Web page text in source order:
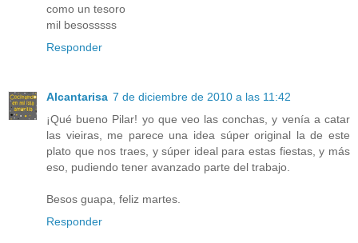
como un tesoro
mil besosssss
Responder
Alcantarisa 7 de diciembre de 2010 a las 11:42
¡Qué bueno Pilar! yo que veo las conchas, y venía a catar
las vieiras, me parece una idea súper original la de este
plato que nos traes, y súper ideal para estas fiestas, y más
eso, pudiendo tener avanzado parte del trabajo.
Besos guapa, feliz martes.
Responder